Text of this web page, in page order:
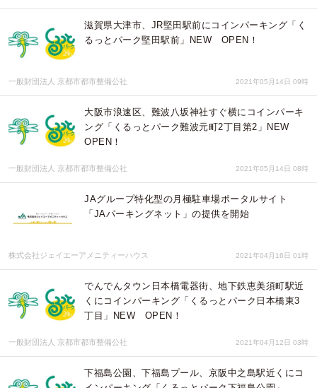
滋賀県大津市、JR堅田駅前にコインパーキング「く
るっとパーク堅田駅前」NEW OPEN！
一般財団法人 京都市都市整備公社 2021年05月14日 09時
大阪市浪速区、難波八坂神社すぐ横にコインパーキ
ング「くるっとパーク難波元町2丁目第2」NEW
OPEN！
一般財団法人 京都市都市整備公社 2021年05月14日 08時
JAグループ特化型の月極駐車場ポータルサイト
「JAパーキングネット」の提供を開始
株式会社ジェイエーアメニティーハウス 2021年04月16日 01時
でんでんタウン日本橋電器街、地下鉄恵美須町駅近
くにコインパーキング「くるっとパーク日本橋東3
丁目」NEW OPEN！
一般財団法人 京都市都市整備公社 2021年04月12日 03時
下福島公園、下福島プール、京阪中之島駅近くにコ